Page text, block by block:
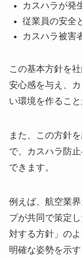
カスハラが発
従業員の安全
カスハラ被害
この基本方針を
安心感を与え、
い環境を作ること
また、この方針
で、カスハラ防
できます。
例えば、航空業
プが共同で策定
対する方針」の
明確な姿勢を示す